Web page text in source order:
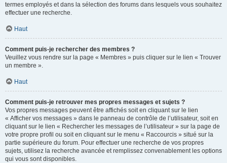
termes employés et dans la sélection des forums dans lesquels vous souhaitez
effectuer une recherche.
Haut
Comment puis-je rechercher des membres ?
Veuillez vous rendre sur la page « Membres » puis cliquer sur le lien « Trouver
un membre ».
Haut
Comment puis-je retrouver mes propres messages et sujets ?
Vos propres messages peuvent être affichés soit en cliquant sur le lien
« Afficher vos messages » dans le panneau de contrôle de l’utilisateur, soit en
cliquant sur le lien « Rechercher les messages de l’utilisateur » sur la page de
votre propre profil ou soit en cliquant sur le menu « Raccourcis » situé sur la
partie supérieure du forum. Pour effectuer une recherche de vos propres
sujets, utilisez la recherche avancée et remplissez convenablement les options
qui vous sont disponibles.